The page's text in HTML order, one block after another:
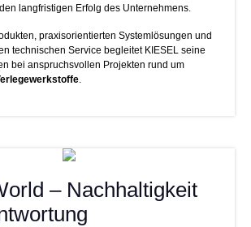
langfristigen Erfolg des Unternehmens.
praxisorientierten Systemlösungen und
technischen Service begleitet KIESEL seine
bei anspruchsvollen Projekten rund um
.
– Nachhaltigkeit